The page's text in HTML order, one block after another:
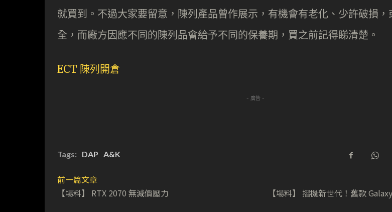
就買到。不過大家要留意，陳列產品曾作展示，有機會有老化、少許破損，
全，而廠方因應不同的陳列品會給予不同的保養期，買之前記得睇清楚。
ECT 陳列開倉
- 廣告 -
Tags: DAP A&K
前一篇文章
【場料】 RTX 2070 無減價壓力
【場料】 摺機新世代！舊款